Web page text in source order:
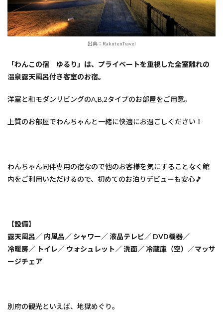
出典：RakutenTravel
「わんこの宿 ゆるり」は、プライベートを重視した全室離れの
温泉露天風呂付き客室のお宿。
洋室と和モダンリビングのA,B,2タイプのお部屋をご用意。
上質のお部屋でわんちゃんと一緒に快適にお過ごしください！
わんちゃん同伴専用の宿なので他のお客様を気にすることなく館
内をご利用いただけるので、初めてのお泊りデビューも安心🎵
【設備】
露天風呂／ 内風呂／ シャワー／ 液晶テレビ／ DVD機器／
冷暖房／ トイレ／ ウォシュレット／ 洗面／ 冷蔵庫（空）／マッサ
ージチェア
別府の観光といえば、地獄めぐり。